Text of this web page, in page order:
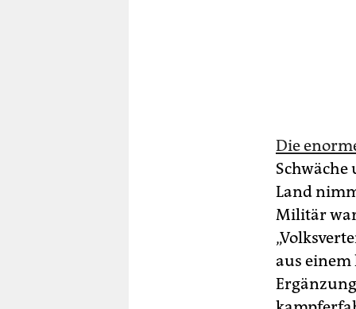
Die
Land
Militär
aus